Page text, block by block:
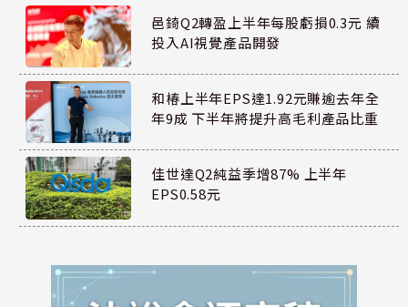
邑錡Q2轉盈上半年每股虧損0.3元 續
投入AI視覺產品開發
和椿上半年EPS達1.92元賺逾去年全
年9成 下半年將提升高毛利產品比重
佳世達Q2純益季增87% 上半年
EPS0.58元